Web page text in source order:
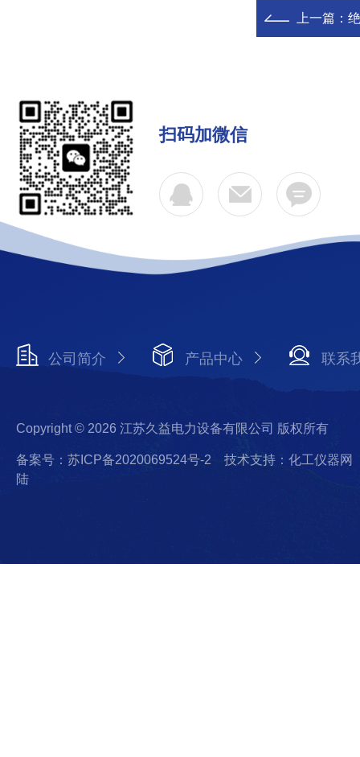
上一篇：
扫码加微信
公司简介 产品中心 联系
Copyright © 2026 江苏久益电力设备有限公司 版权所有
备案号：苏ICP备2020069524号-2
技术支持：化工仪器网
陆